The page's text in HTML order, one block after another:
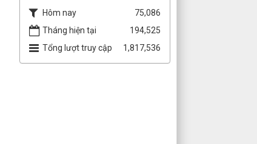
Hôm nay
75,086
Tháng hiện tại
194,525
Tổng lượt truy cập
1,817,536